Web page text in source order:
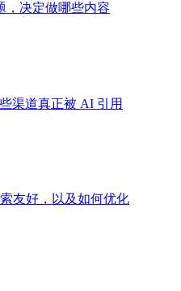
，决定做哪些内容
渠道真正被 AI 引用
友好，以及如何优化